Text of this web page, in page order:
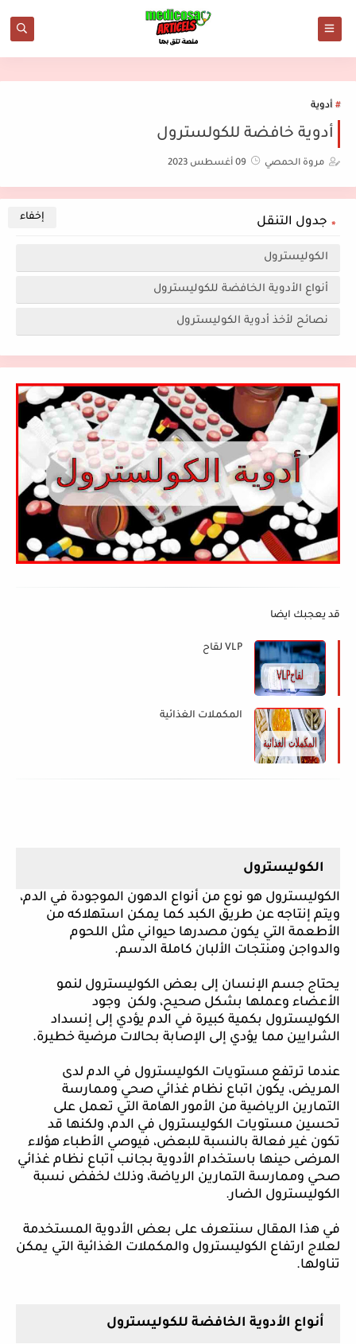
أدوية
أدوية خافضة للكولسترول
مروة الحمصي 09 أغسطس 2023
جدول التنقل
الكوليسترول
أنواع الأدوية الخافضة للكوليسترول
نصائح لأخذ أدوية الكوليسترول
قد يعجبك ايضا
VLP لقاح
المكملات الغذائية
الكوليسترول
الكوليسترول هو نوع من أنواع الدهون الموجودة في الدم،
ويتم إنتاجه عن طريق الكبد كما يمكن استهلاكه من
الأطعمة التي يكون مصدرها حيواني مثل اللحوم
والدواجن ومنتجات الألبان كاملة الدسم.
يحتاج جسم الإنسان إلى بعض الكوليسترول لنمو
الأعضاء وعملها بشكل صحيح، ولكن وجود
الكوليسترول بكمية كبيرة في الدم يؤدي إلى إنسداد
الشرايين مما يؤدي إلى الإصابة بحالات مرضية خطيرة.
عندما ترتفع مستويات الكوليسترول في الدم لدى
المريض، يكون اتباع نظام غذائي صحي وممارسة
التمارين الرياضية من الأمور الهامة التي تعمل على
تحسين مستويات الكوليسترول في الدم، ولكنها قد
تكون غير فعالة بالنسبة للبعض، فيوصي الأطباء هؤلاء
المرضى حينها باستخدام الأدوية بجانب اتباع نظام غذائي
صحي وممارسة التمارين الرياضة، وذلك لخفض نسبة
الكوليسترول الضار.
في هذا المقال سنتعرف على بعض الأدوية المستخدمة
لعلاج ارتفاع الكوليسترول والمكملات الغذائية التي يمكن
تناولها.
أنواع الأدوية الخافضة للكوليسترول